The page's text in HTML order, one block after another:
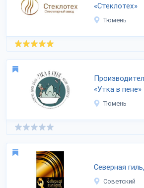
«Стеклотех»
Тюмень
«Утка в пене»
Тюмень
Северная
Советский